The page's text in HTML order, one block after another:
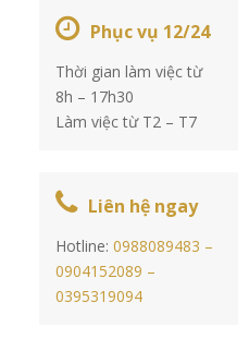
Phục vụ 12/24
Thời gian làm việc từ
8h – 17h30
Làm việc từ T2 – T7
Liên hệ ngay
Hotline:0988089483 –
0904152089 –
0395319094